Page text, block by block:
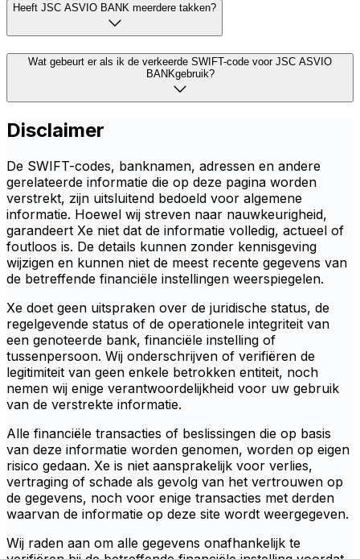
Heeft JSC ASVIO BANK meerdere takken?
Wat gebeurt er als ik de verkeerde SWIFT-code voor JSC ASVIO
BANKgebruik?
Disclaimer
De SWIFT-codes, banknamen, adressen en andere
gerelateerde informatie die op deze pagina worden
verstrekt, zijn uitsluitend bedoeld voor algemene
informatie. Hoewel wij streven naar nauwkeurigheid,
garandeert Xe niet dat de informatie volledig, actueel of
foutloos is. De details kunnen zonder kennisgeving
wijzigen en kunnen niet de meest recente gegevens van
de betreffende financiële instellingen weerspiegelen.
Xe doet geen uitspraken over de juridische status, de
regelgevende status of de operationele integriteit van
een genoteerde bank, financiële instelling of
tussenpersoon. Wij onderschrijven of verifiëren de
legitimiteit van geen enkele betrokken entiteit, noch
nemen wij enige verantwoordelijkheid voor uw gebruik
van de verstrekte informatie.
Alle financiële transacties of beslissingen die op basis
van deze informatie worden genomen, worden op eigen
risico gedaan. Xe is niet aansprakelijk voor verlies,
vertraging of schade als gevolg van het vertrouwen op
de gegevens, noch voor enige transacties met derden
waarvan de informatie op deze site wordt weergegeven.
Wij raden aan om alle gegevens onafhankelijk te